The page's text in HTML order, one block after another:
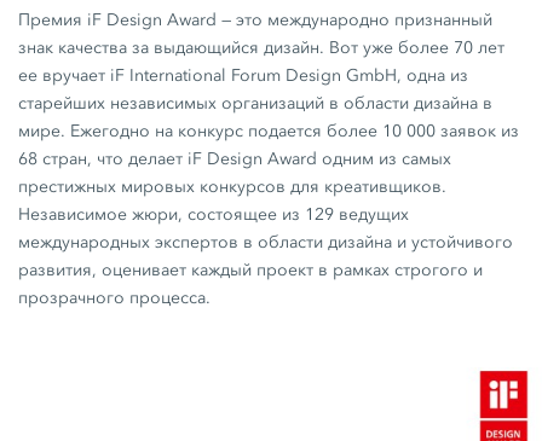
Премия iF Design Award — это международно признанный
знак качества за выдающийся дизайн. Вот уже более 70 лет
ее вручает iF International Forum Design GmbH, одна из
старейших независимых организаций в области дизайна в
мире. Ежегодно на конкурс подается более 10 000 заявок из
68 стран, что делает iF Design Award одним из самых
престижных мировых конкурсов для креативщиков.
Независимое жюри, состоящее из 129 ведущих
международных экспертов в области дизайна и устойчивого
развития, оценивает каждый проект в рамках строгого и
прозрачного процесса.